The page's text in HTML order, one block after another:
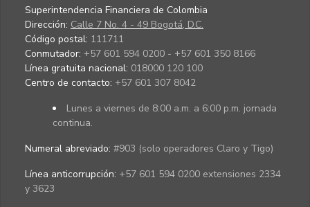
Superintendencia Financiera de Colombia
Dirección: Calle 7 No. 4 - 49 Bogotá, D.C.
Código postal: 111711
Conmutador: +57 601 594 0200 - +57 601 350 8166
Línea gratuita nacional: 018000 120 100
Centro de contacto: +57 601 307 8042
Lunes a viernes de 8:00 a.m. a 6:00 p.m. jornada
continua.
Numeral abreviado: #903 (solo operadores Claro y Tigo)
Línea anticorrupción: +57 601 594 0200 extensiones 2334
y 3623